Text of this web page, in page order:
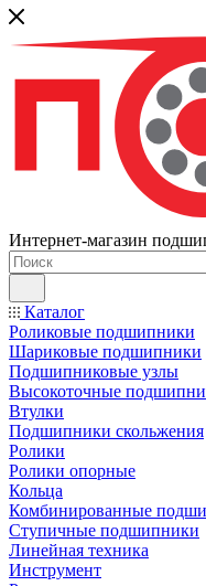
Интернет-магазин
Каталог
Роликовые подшипники
Шариковые подшипники
Подшипниковые узлы
Высокоточные
Втулки
Подшипники скольжения
Ролики
Ролики опорные
Кольца
Комбинированные
Ступичные подшипники
Линейная техника
Инструмент